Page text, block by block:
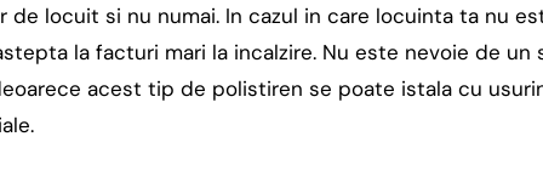
de locuit si nu numai. In cazul in care locuinta ta nu
la facturi mari la incalzire. Nu este nevoie de
acest tip de polistiren se poate istala cu